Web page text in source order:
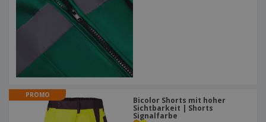
PROMO
Bicolor Shorts mit hoher
Sichtbarkeit | Shorts
Signalfarbe